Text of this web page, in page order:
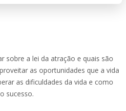
sobre a lei da atração e quais são
as oportunidades que a vida
as dificuldades da vida e como
sucesso.